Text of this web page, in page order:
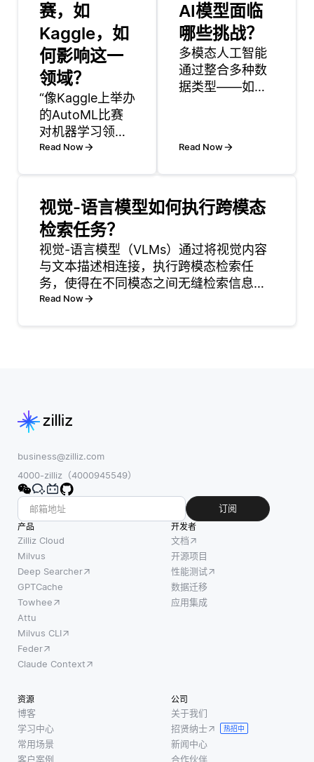
赛，如
Kaggle，如
何影响这一
领域？
“像Kaggle上举办
的AutoML比赛
对机器学习领域
产生了显著影
性并推动了创
新。这些比赛为
个人和团队提供
了一个展示技能
的平台，让他们
利用自动化机器
学习技术解决现
Read Now
AI模型面临
哪些挑战？
多模态人工智能
通过整合多种数
据类型——如文
而更全面地理解
消费者的偏好和
使企业能够以更
定制内容来锁定
目标客户。例
如，通过分析社
Read Now
视觉-语言模型如何执行跨模态
检索任务？
视觉-语言模型（VLMs）通过将视觉内容
与文本描述相连接，执行跨模态检索任
务，使得在不同模态之间无缝检索信息成
为可能。本质上，当给定一张图像时，这
Read Now
business@zilliz.com
4000-zilliz（4000945549）
订阅
产品
Zilliz Cloud
Milvus
Deep Searcher
GPTCache
Towhee
Attu
Milvus CLI
Feder
Claude Context
开发者
文档
开源项目
性能测试
数据迁移
应用集成
资源
博客
学习中心
常用场景
客户案例
公司
关于我们
招贤纳士
热招中
新闻中心
合作伙伴